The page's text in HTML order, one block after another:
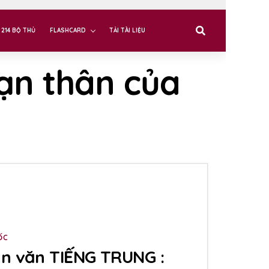
214 BỘ THỦ FLASHCARD TẢI TÀI LIỆU
thân của
văn TIẾNG TRUNG :